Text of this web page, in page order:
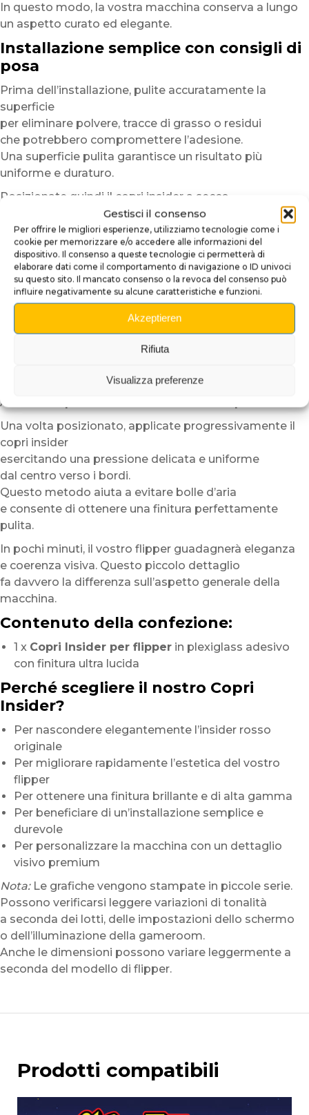
Gestisci il consenso
Per offrire le migliori esperienze, utilizziamo tecnologie come i
cookie per memorizzare e/o accedere alle informazioni del
dispositivo. Il consenso a queste tecnologie ci permetterà di
elaborare dati come il comportamento di navigazione o ID univoci
su questo sito. Il mancato consenso o la revoca del consenso può
influire negativamente su alcune caratteristiche e funzioni.
Akzeptieren
Rifiuta
Visualizza preferenze
In questo modo, la vostra macchina conserva a lungo
un aspetto curato ed elegante.
Installazione semplice con consigli di
posa
Prima dell’installazione, pulite accuratamente la
superficie
per eliminare polvere, tracce di grasso o residui
che potrebbero compromettere l’adesione.
Una superficie pulita garantisce un risultato più
uniforme e duraturo.
Posizionate quindi il copri insider a secco
per verificare l’allineamento.
Grazie alla sua struttura semi-rigida,
il plexiglass adesivo risulta più facile da maneggiare
rispetto a un semplice vinile adesivo.
Per facilitare ulteriormente l’installazione,
consigliamo di lavorare in un ambiente temperato.
In caso di basse temperature,
potete scaldare leggermente il supporto o l’adesivo
con un asciugacapelli a bassa potenza.
e ottimizza l’adesione.
Attenzione però a non surriscaldare mai il pezzo.
Una volta posizionato, applicate progressivamente il
copri insider
esercitando una pressione delicata e uniforme
dal centro verso i bordi.
Questo metodo aiuta a evitare bolle d’aria
e consente di ottenere una finitura perfettamente
pulita.
In pochi minuti, il vostro flipper guadagnerà eleganza
e coerenza visiva. Questo piccolo dettaglio
fa davvero la differenza sull’aspetto generale della
macchina.
Contenuto della confezione:
1 x Copri Insider per flipper in plexiglass adesivo
con finitura ultra lucida
Perché scegliere il nostro Copri
Insider?
Per nascondere elegantemente l’insider rosso
originale
Per migliorare rapidamente l’estetica del vostro
flipper
Per ottenere una finitura brillante e di alta gamma
Per beneficiare di un’installazione semplice e
durevole
Per personalizzare la macchina con un dettaglio
visivo premium
Nota:Le grafiche vengono stampate in piccole serie.
Possono verificarsi leggere variazioni di tonalità
a seconda dei lotti, delle impostazioni dello schermo
o dell’illuminazione della gameroom.
Anche le dimensioni possono variare leggermente a
seconda del modello di flipper.
Prodotti compatibili